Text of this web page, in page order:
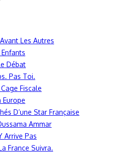
Avant Les Autres
Débat
Pas Toi.
Fiscale
Europe
D’une Star Française
Ammar
Arrive Pas
France Suivra.